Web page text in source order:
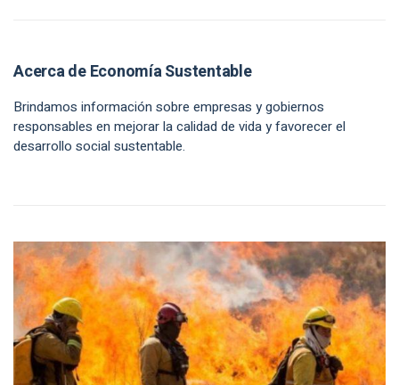
Acerca de Economía Sustentable
Brindamos información sobre empresas y gobiernos
responsables en mejorar la calidad de vida y favorecer el
desarrollo social sustentable.